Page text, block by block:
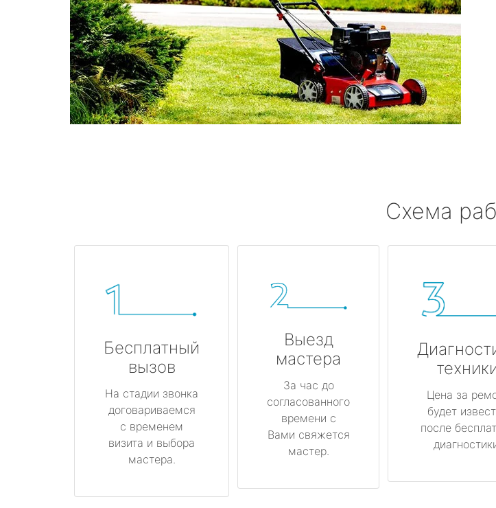
Схема
Бесплатный
вызов
На стадии звонка
договариваемся
с временем
визита и выбора
мастера.
Выезд
мастера
За час до
согласованного
времени с
Вами свяжется
мастер.
Цена за
будет
после